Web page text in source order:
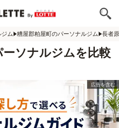
ム 糟屋郡粕屋町のパーソナルジム 長者
ソナルジムを比較